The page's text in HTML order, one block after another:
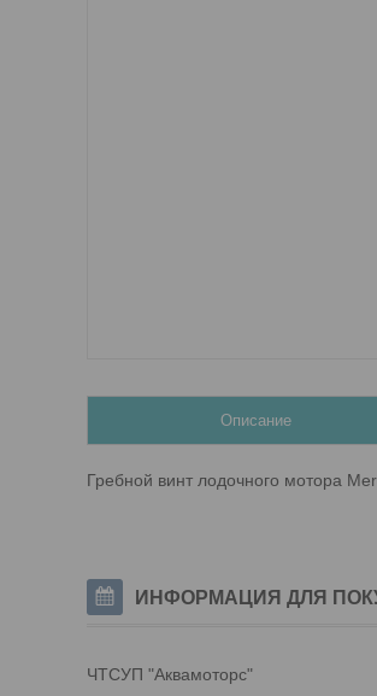
Описание
Гребной винт лодочного мотора
ИНФОРМАЦИЯ ДЛЯ
ЧТСУП "Аквамоторс"